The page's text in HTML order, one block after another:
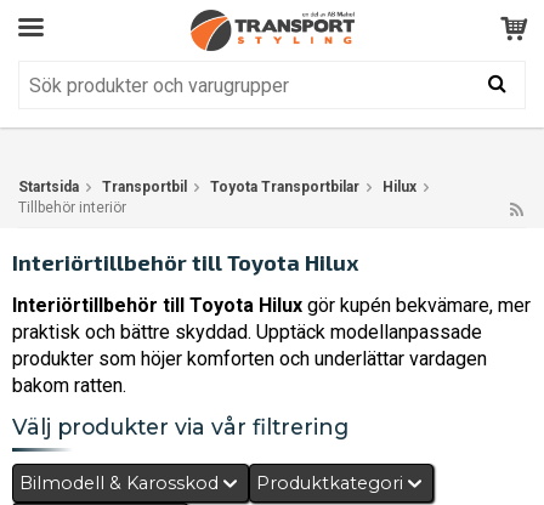
Kundservice
Startsida Transportbil Toyota Transportbilar
Hilux
Tillbehör interiör
Interiörtillbehör till Toyota Hilux
Interiörtillbehör till Toyota Hilux gör kupén bekvämare, mer
praktisk och bättre skyddad. Upptäck modellanpassade
produkter som höjer komforten och underlättar vardagen
bakom ratten.
Välj produkter via vår filtrering
Bilmodell & Karosskod
Produktkategori